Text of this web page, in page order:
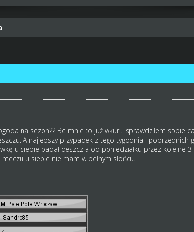
na sezon?? Bo mnie to już wkur... sprawdziłem sobie
A najlepszy przypadek z tego tygodnia i poprzednich
u siebie padał deszcz a od poniedziałku przez kolejne 3
u siebie nie mam w pełnym słońcu.